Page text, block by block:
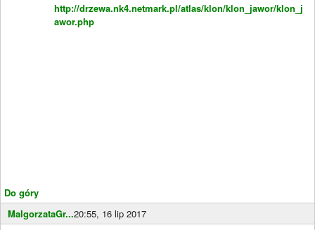
Do góry
http://drzewa.nk4.netmark.pl/atlas/klon/klon_jawor/klon_j
awor.php
MalgorzataGr...20:55, 16 lip 2017